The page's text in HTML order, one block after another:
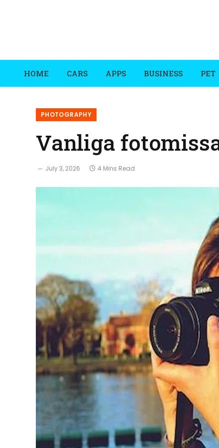
HOME CARS APPS BUSINESS PET
PHOTOGRAPHY
Vanliga
July 3, 2026 4 Mins Read